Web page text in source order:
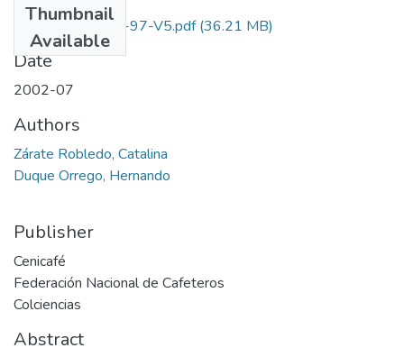
Thumbnail
Available
2251-07-196-97-V5.pdf(36.21 MB)
Date
2002-07
Authors
Zárate Robledo, Catalina
Duque Orrego, Hernando
Publisher
Cenicafé
Federación Nacional de Cafeteros
Colciencias
Abstract